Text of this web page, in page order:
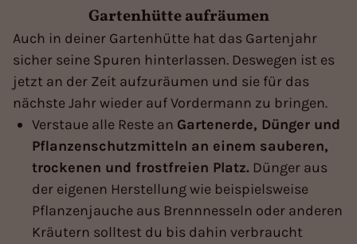
Gartenhütte aufräumen
Auch in deiner Gartenhütte hat das Gartenjahr
sicher seine Spuren hinterlassen. Deswegen ist es
jetzt an der Zeit aufzuräumen und sie für das
nächste Jahr wieder auf Vordermann zu bringen.
Verstaue alle Reste an Gartenerde, Dünger und
Pflanzenschutzmitteln an einem sauberen,
trockenen und frostfreien Platz. Dünger aus
der eigenen Herstellung wie beispielsweise
Pflanzenjauche aus Brennnesseln oder anderen
Kräutern solltest du bis dahin verbraucht